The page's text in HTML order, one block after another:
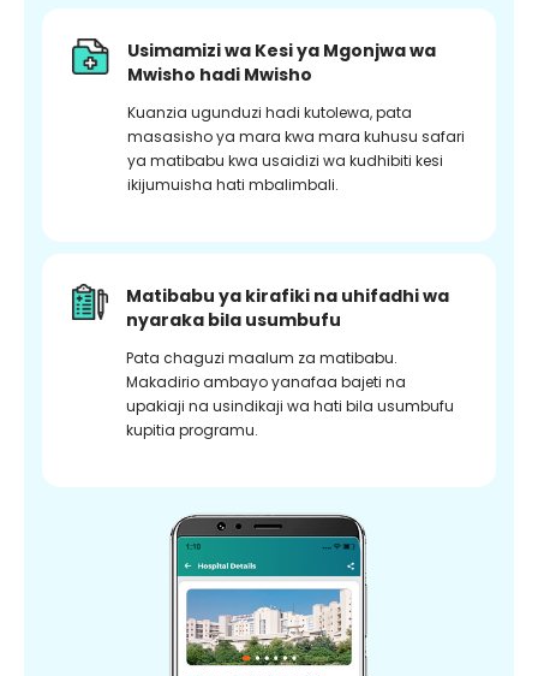
Usimamizi wa Kesi ya Mgonjwa wa
Mwisho hadi Mwisho
Kuanzia ugunduzi hadi kutolewa, pata
masasisho ya mara kwa mara kuhusu safari
ya matibabu kwa usaidizi wa kudhibiti kesi
ikijumuisha hati mbalimbali.
Matibabu ya kirafiki na uhifadhi wa
nyaraka bila usumbufu
Pata chaguzi maalum za matibabu.
Makadirio ambayo yanafaa bajeti na
upakiaji na usindikaji wa hati bila usumbufu
kupitia programu.